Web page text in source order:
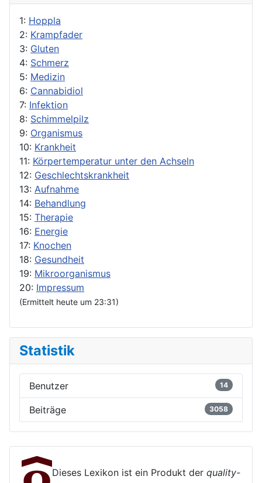
1: Hoppla
2: Krampfader
3: Gluten
4: Schmerz
5: Medizin
6: Cannabidiol
7: Infektion
8: Schimmelpilz
9: Organismus
10: Krankheit
11: Körpertemperatur unter den Achseln
12: Geschlechtskrankheit
13: Aufnahme
14: Behandlung
15: Therapie
16: Energie
17: Knochen
18: Gesundheit
19: Mikroorganismus
20: Impressum
(Ermittelt heute um 23:31)
Statistik
Benutzer 14
Beiträge 3058
Dieses Lexikon ist ein Produkt der quality-